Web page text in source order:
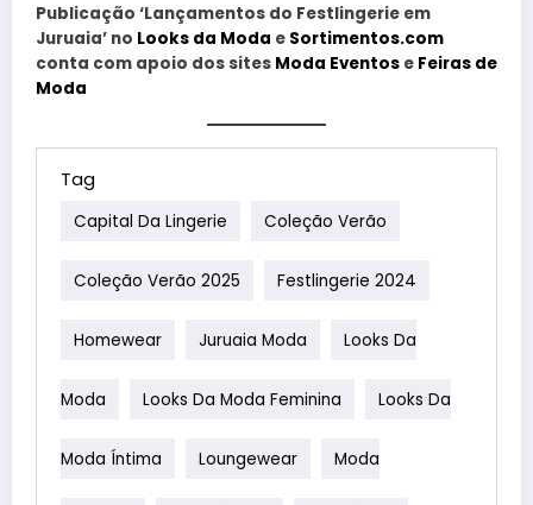
Publicação ‘Lançamentos do Festlingerie em
Juruaia’ no Looks da Moda e Sortimentos.com
conta com apoio dos sites Moda Eventos e Feiras de
Moda
Tag
Capital Da Lingerie Coleção Verão
Coleção Verão 2025 Festlingerie 2024
Homewear Juruaia Moda Looks Da
Moda Looks Da Moda Feminina Looks Da
Moda Íntima Loungewear Moda